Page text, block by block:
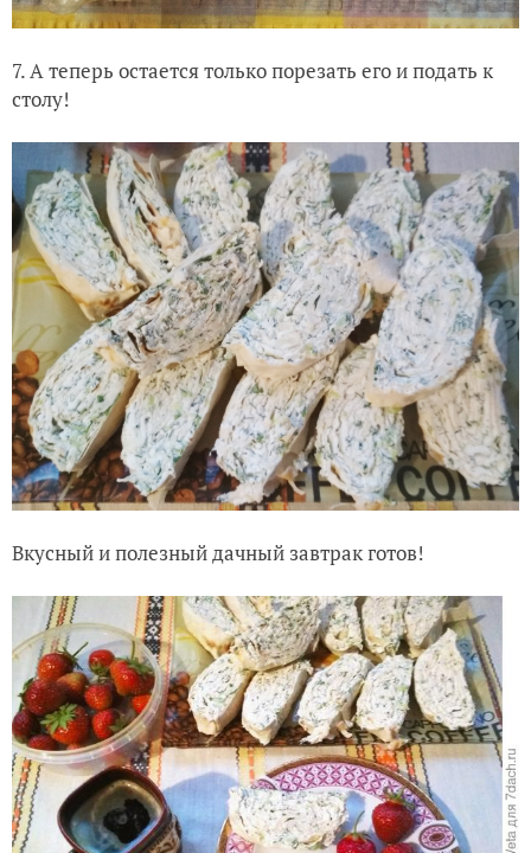
7. А теперь остается только порезать его и подать к
столу!
Вкусный и полезный дачный завтрак готов!